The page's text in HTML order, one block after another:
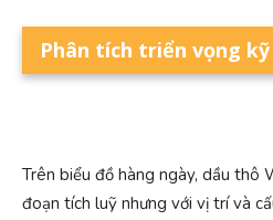
Phân tích triển vọng
Trên biểu đồ hàng ngày, dầu thô
đoạn tích luỹ nhưng với vị trí và